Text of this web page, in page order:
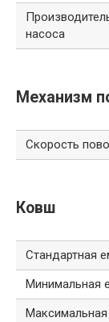
насоса
Механизм
Скорость
Ковш
Стандартная
Минимальная